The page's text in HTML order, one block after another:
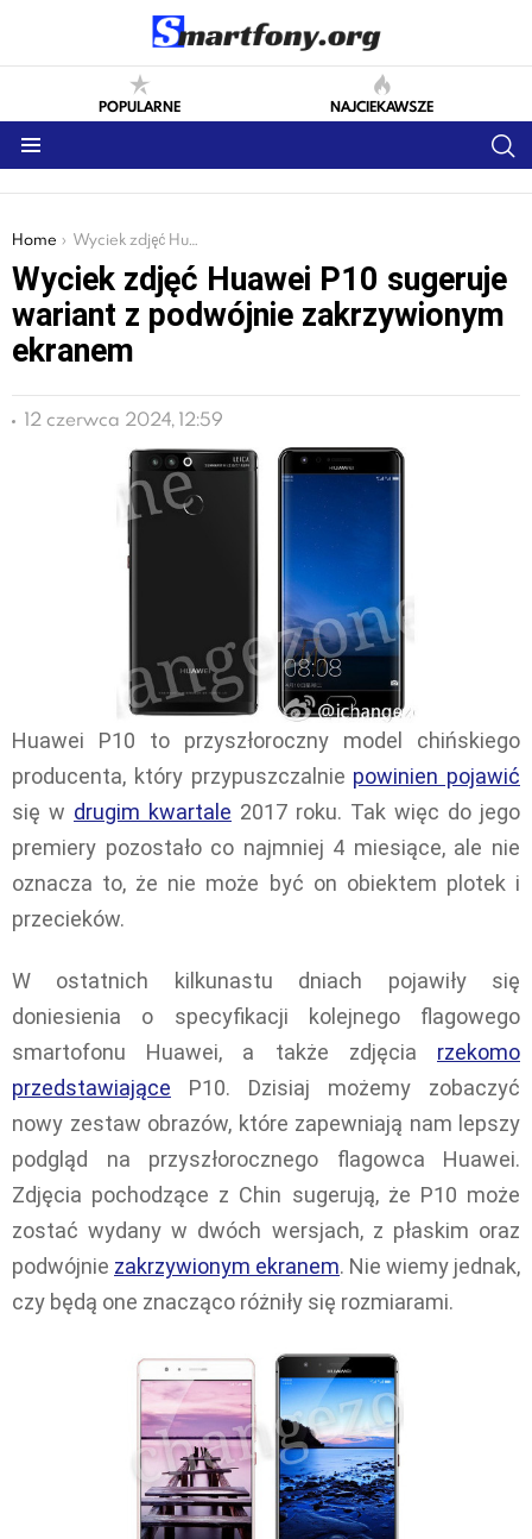
POPULARNE NAJCIEKAWSZE
You are here:
Home Wyciek zdjęć Huawei P10 sugeruje wariant z podwójnie zakrzywionym ekranem
Wyciek zdjęć Huawei P10 sugeruje
wariant z podwójnie zakrzywionym
ekranem
12 czerwca 2024, 12:59
Huawei P10 to przyszłoroczny model chińskiego
producenta, który przypuszczalnie powinien pojawić
się w drugim kwartale 2017 roku. Tak więc do jego
premiery pozostało co najmniej 4 miesiące, ale nie
oznacza to, że nie może być on obiektem plotek i
przecieków.
W ostatnich kilkunastu dniach pojawiły się
doniesienia o specyfikacji kolejnego flagowego
smartofonu Huawei, a także zdjęcia rzekomo
przedstawiające P10. Dzisiaj możemy zobaczyć
nowy zestaw obrazów, które zapewniają nam lepszy
podgląd na przyszłorocznego flagowca Huawei.
Zdjęcia pochodzące z Chin sugerują, że P10 może
zostać wydany w dwóch wersjach, z płaskim oraz
podwójnie zakrzywionym ekranem. Nie wiemy jednak,
czy będą one znacząco różniły się rozmiarami.